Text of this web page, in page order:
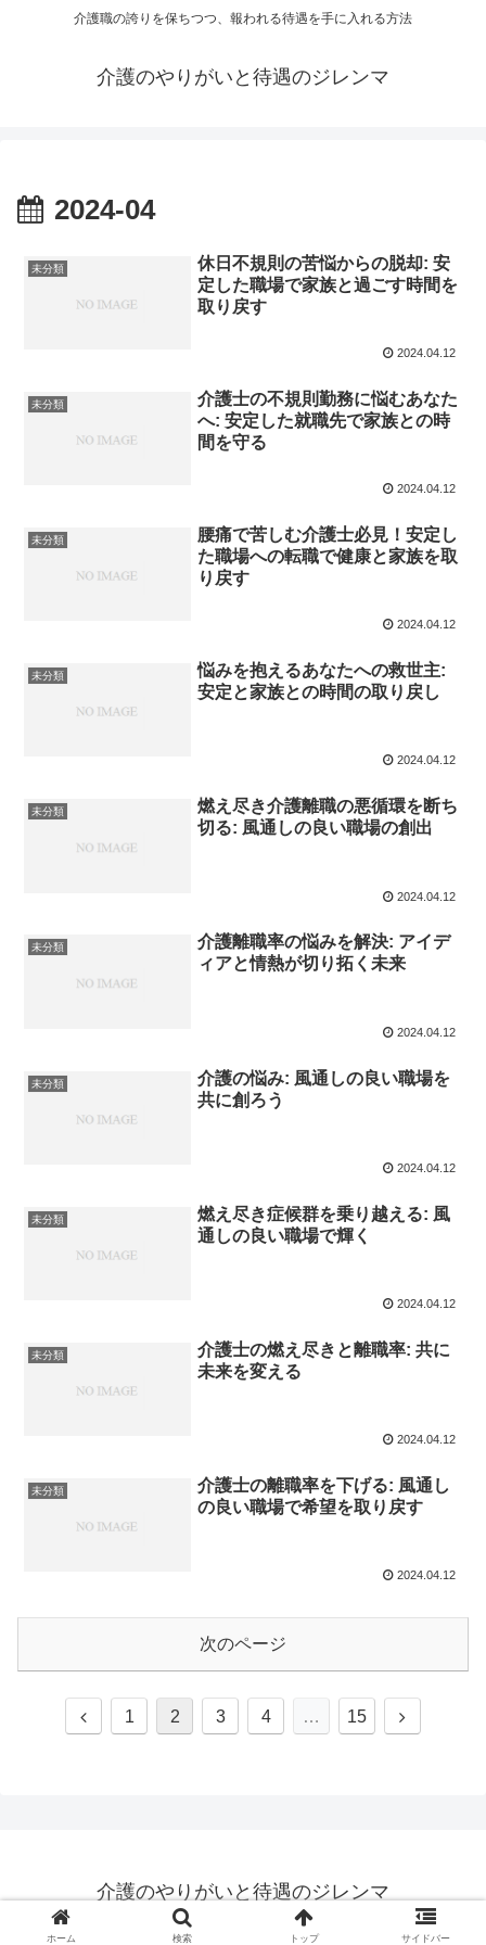
介護職の誇りを保ちつつ、報われる待遇を手に入れる方法
介護のやりがいと待遇のジレンマ
2024-04
未分類
休日不規則の苦悩からの脱却: 安
定した職場で家族と過ごす時間を
取り戻す
2024.04.12
未分類
介護士の不規則勤務に悩むあなた
へ: 安定した就職先で家族との時
間を守る
2024.04.12
未分類
腰痛で苦しむ介護士必見！安定し
た職場への転職で健康と家族を取
り戻す
2024.04.12
未分類
悩みを抱えるあなたへの救世主:
安定と家族との時間の取り戻し
2024.04.12
未分類
燃え尽き介護離職の悪循環を断ち
切る: 風通しの良い職場の創出
2024.04.12
未分類
介護離職率の悩みを解決: アイデ
ィアと情熱が切り拓く未来
2024.04.12
未分類
介護の悩み: 風通しの良い職場を
共に創ろう
2024.04.12
未分類
燃え尽き症候群を乗り越える: 風
通しの良い職場で輝く
2024.04.12
未分類
介護士の燃え尽きと離職率: 共に
未来を変える
2024.04.12
未分類
介護士の離職率を下げる: 風通し
の良い職場で希望を取り戻す
2024.04.12
次のページ
前
1 2 3 4 … 15
次
介護のやりがいと待遇のジレンマ
© 2023 介護のやりがいと待遇のジレンマ.
ホーム 検索 トップ サイドバー